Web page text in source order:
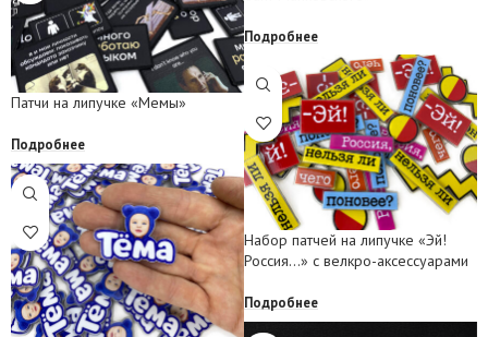
Подробнее
Патчи на липучке «Мемы»
Подробнее
Набор патчей на липучке «Эй!
Россия…» с велкро-аксессуарами
Подробнее